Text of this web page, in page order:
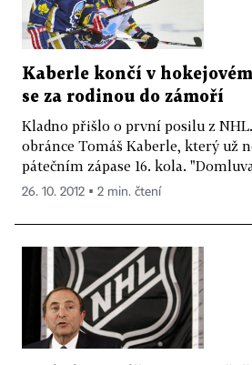
Kaberle končí v
se za rodinou do zámoří
Kladno přišlo o první posilu z
obránce Tomáš Kaberle, který už
pátečním zápase 16. kola.
26. 10. 2012 ▪ 2 min. čtení